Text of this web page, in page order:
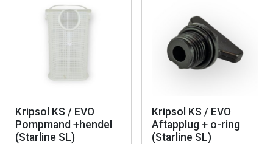
Kripsol KS / EVO
Pompmand +hendel
(Starline SL)
Kripsol KS / EVO
Aftapplug + o-ring
(Starline SL)